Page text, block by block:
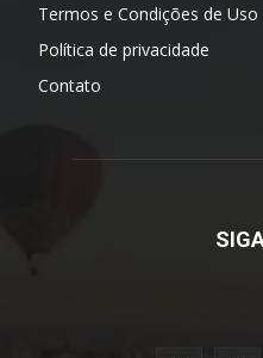
Termos e Condições de Uso
Política de privacidade
Contato